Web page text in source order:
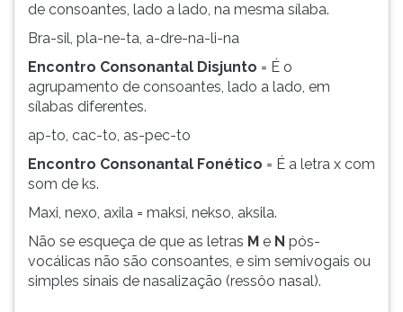
de consoantes, lado a lado, na mesma sílaba.
Bra-sil, pla-ne-ta, a-dre-na-li-na
Encontro Consonantal Disjunto = É o
agrupamento de consoantes, lado a lado, em
sílabas diferentes.
ap-to, cac-to, as-pec-to
Encontro Consonantal Fonético = É a letra x com
som de ks.
Maxi, nexo, axila = maksi, nekso, aksila.
Não se esqueça de que as letras M e N pós-
vocálicas não são consoantes, e sim semivogais ou
simples sinais de nasalização (ressôo nasal).